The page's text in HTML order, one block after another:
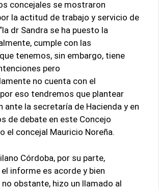
concejales se mostraron
la actitud de trabajo y servicio de
dr Sandra se ha puesto la
cumple con las
tenemos, sin embargo, tiene
pero
no cuenta con el
eso tendremos que plantear
ante la secretaría de Hacienda y en
de debate en este Concejo
el concejal Mauricio Noreña.
Córdoba, por su parte,
informe es acorde y bien
obstante, hizo un llamado al